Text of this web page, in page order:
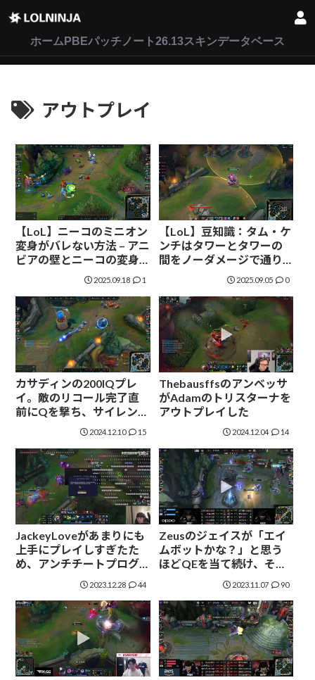
ホーム PBEパッチノート26.13スキンデータベース
アウトプレイ
【LoL】ニーコのミニオン
変身がバレない方法 – アニ
ビアの壁とニーコの変身
を組みわせたマル秘テク
2025.09.18 1
【LoL】豆知識：タム・ケ
ンチはタワーとタワーの
間をノーダメージで通り
2025.09.05 0
カサディンの200IQプレ
イ。敵のリコール完了直
前にQを撃ち、サイレンス
でテレポートによるレー
ン復帰を阻止
2024.12.10 15
Thebausffsのアンベッサ
がAdamのトリスターナを
アウトプレイした
2024.12.04 14
JackeyLoveがあまりにも
上手にプレイしすぎたた
め、アンチチートプログ
ラムに検知された2023.12.28 44
Zeusのジェイスが「エイ
ムボットかな？」と思う
ほどQEを当て続け、その
たびに観客がどよめいた
2023.11.07 90